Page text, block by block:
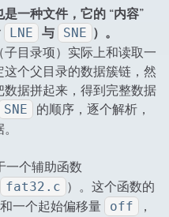
一种文件，它的 “内容”
LNE 与 SNE ）。
目录项）实际上和读取一
个父目录的数据簇链，然
据拼起来，得到完整数据
SNE
的顺序，逐个解析，
一个辅助函数
fat32.c ）。这个函数的
和一个起始偏移量 off
，